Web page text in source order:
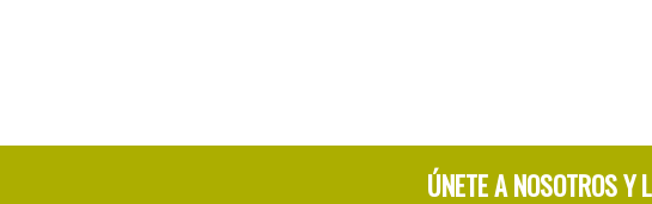
ÚNETE A NOSOTROS Y